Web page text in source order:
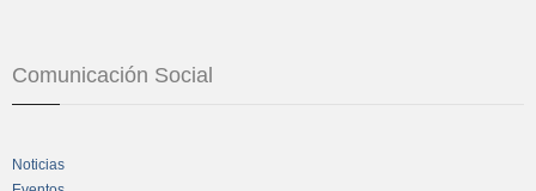
Comunicación Social
Noticias